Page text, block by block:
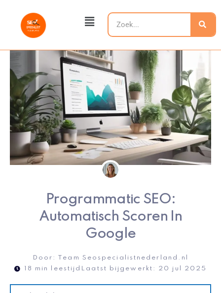
Main
Menu
Zoeken
Programmatic SEO:
Automatisch Scoren In
Google
Door:
Team Seospecialistnederland.nl
18 min leestijd Laatst bijgewerkt: 20 jul 2025